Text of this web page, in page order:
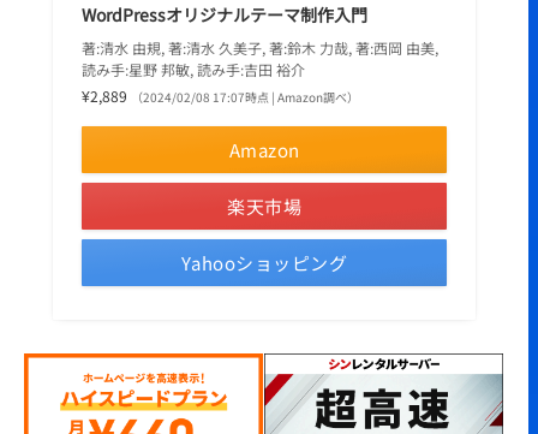
WordPressオリジナルテーマ制作入門
著:清水 由規, 著:清水 久美子, 著:鈴木 力哉, 著:西岡 由美,
読み手:星野 邦敏, 読み手:吉田 裕介
¥2,889
（2024/02/08 17:07時点 | Amazon調べ）
Amazon
楽天市場
Yahooショッピング